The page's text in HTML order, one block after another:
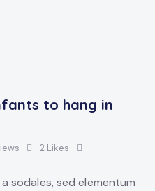
to hang in
2 Likes
sodales, sed elementum